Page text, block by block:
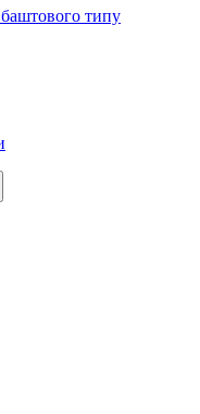
баштового типу